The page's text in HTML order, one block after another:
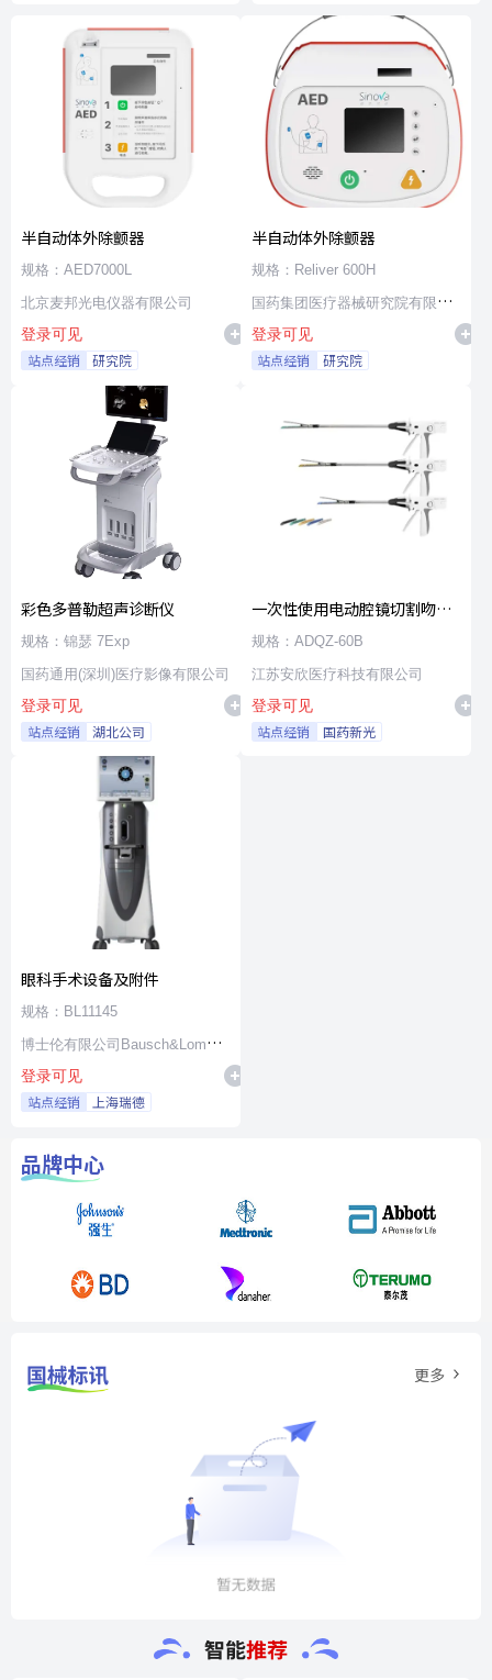
半自动体外除颤器
规格：AED7000L
北京麦邦光电仪器有限公司
登录可见
站点经销 研究院
半自动体外除颤器
规格：Reliver 600H
国药集团医疗器械研究院有限公
司
登录可见
站点经销 研究院
彩色多普勒超声诊断仪
规格：锦瑟 7Exp
国药通用(深圳)医疗影像有限公司
登录可见
站点经销 湖北公司
一次性使用电动腔镜切割吻合
器及组件
规格：ADQZ-60B
江苏安欣医疗科技有限公司
登录可见
站点经销 国药新光
眼科手术设备及附件
规格：BL11145
博士伦有限公司Bausch&Lomb
Incorporated
登录可见
站点经销 上海瑞德
品牌中心